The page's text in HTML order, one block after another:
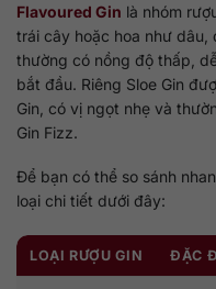
Flavoured Gin là nhóm
trái cây hoặc hoa như dâu,
thường có nồng độ thấp,
bắt đầu. Riêng Sloe Gin
Gin, có vị ngọt nhẹ và
Gin Fizz.
Để bạn có thể so sánh
loại chi tiết dưới đây:
LOẠI RƯỢU GIN ĐẶC